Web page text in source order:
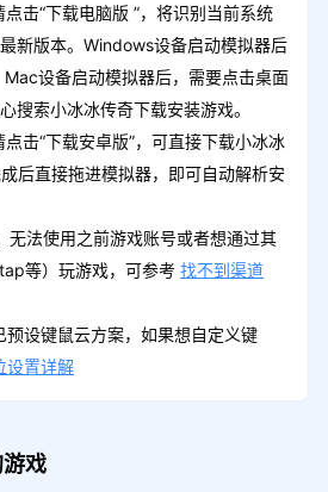
击“下载电脑版 ”，将识别当前系统
新版本。Windows设备启动模拟器后
设备启动模拟器后，需要点击桌面
搜索小冰冰传奇下载安装游戏。
击“下载安卓版”，可直接下载小冰冰
后直接拖进模拟器，即可自动解析安
无法使用之前游戏账号或者想通过其
等）玩游戏，可参考 找不到渠道
设键鼠云方案，如果想自定义键
设置详解
戏